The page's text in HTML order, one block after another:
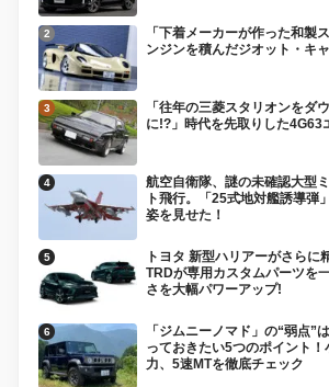
「下着メーカーが作った和製
ンジンを積んだジオット・キ
「往年の三菱スタリオンをダ
に!?」時代を先取りした4G63
航空自衛隊、謎の未確認大型
ト飛行。「25式地対艦誘導弾
姿を見せた！
トヨタ 新型ハリアーがさらに
TRDが専用カスタムパーツを
さを大幅パワーアップ!
「ジムニーノマド」の“弱点”
っておきたい5つのポイント
力、5速MTを徹底チェック